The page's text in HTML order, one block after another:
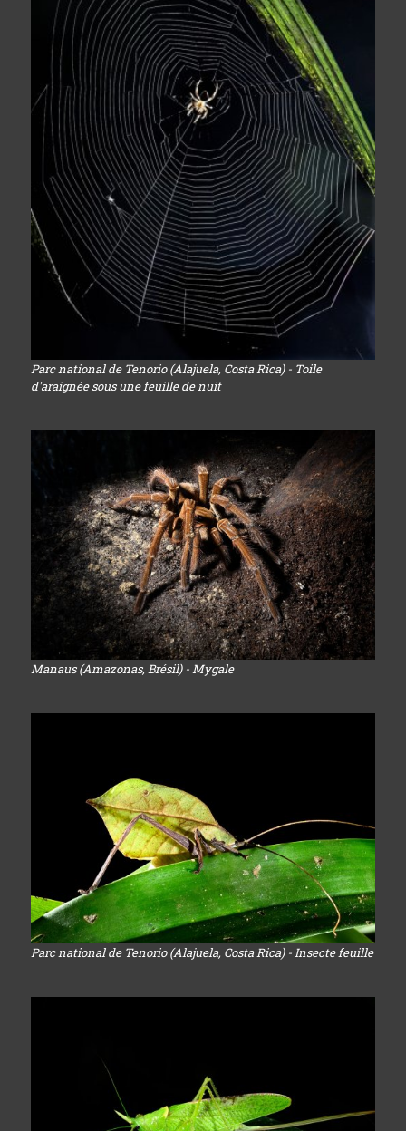
Parc national de Tenorio (Alajuela, Costa Rica) - Toile
d'araignée sous une feuille de nuit
Manaus (Amazonas, Brésil) - Mygale
Parc national de Tenorio (Alajuela, Costa Rica) - Insecte feuille